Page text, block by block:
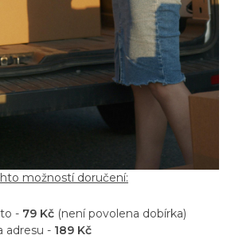
možností doručení:
- 79 Kč (není povolena dobírka)
adresu - 189 Kč